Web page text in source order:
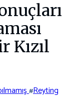
Kızıl
#Reyting